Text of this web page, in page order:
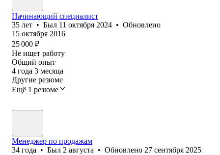
Начинающий специалист
35 лет • Был 11 октября 2024 • Обновлено
15 октября 2016
25 000 ₽
Не ищет работу
Общий опыт
4 года 3 месяца
Другие резюме
Ещё 1 резюме
Менеджер по продажам
34 года • Был 2 августа • Обновлено 27 сентября 2025